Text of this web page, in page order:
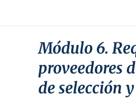
Módulo 6.
proveedores
de selección